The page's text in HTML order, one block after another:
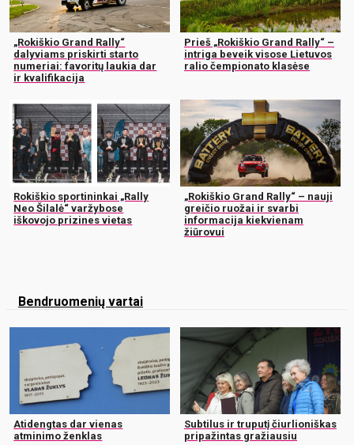
„Rokiškio Grand Rally“
dalyviams priskirti starto
numeriai: favoritų laukia dar
ir kvalifikacija
Prieš „Rokiškio Grand Rally“ –
intriga beveik visose Lietuvos
ralio čempionato klasėse
Rokiškio sportininkai „Rally
Neo Šilalė“ varžybose
iškovojo prizines vietas
„Rokiškio Grand Rally“ – nauji
greičio ruožai ir svarbi
informacija kiekvienam
žiūrovui
Bendruomenių vartai
Atidengtas dar vienas
atminimo ženklas
Subtilus ir truputį čiurlioniškas
pripažintas gražiausiu